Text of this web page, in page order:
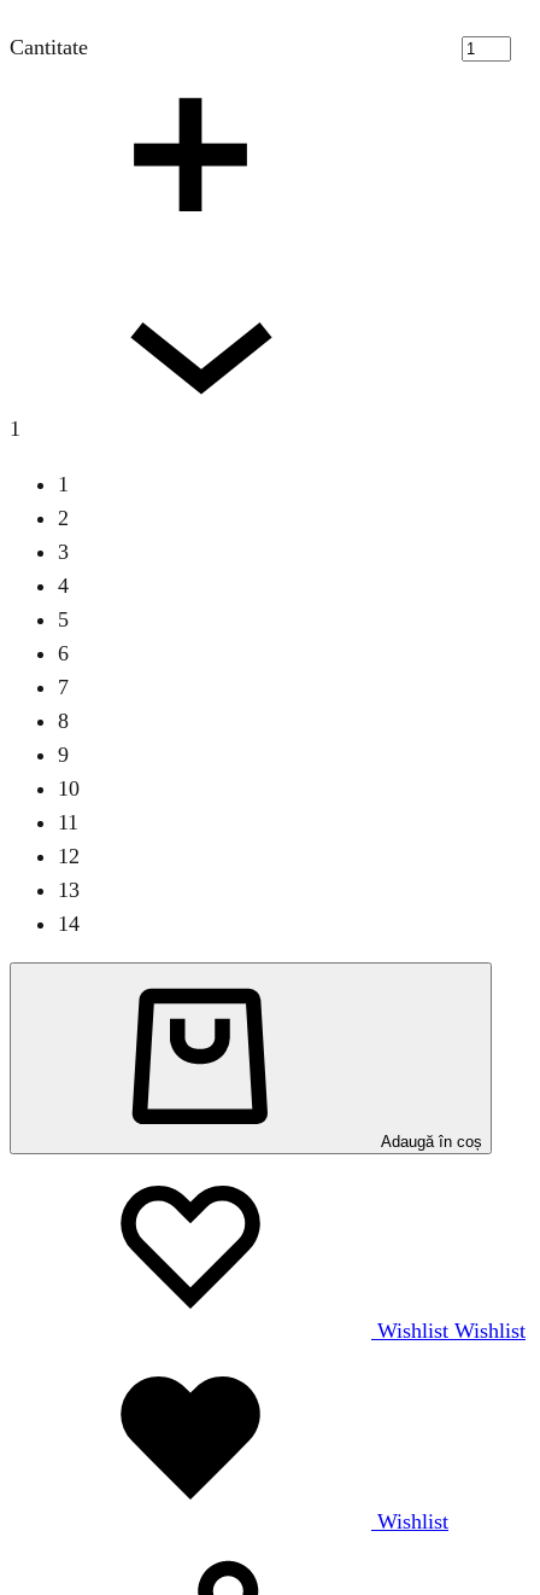
Cantitate
1
1
2
3
4
5
6
7
8
9
10
11
12
13
14
Adaugă în coș
Wishlist Wishlist
Wishlist